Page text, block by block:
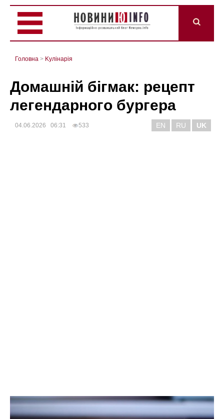
Головна > Kулінарія
Домашній бігмак: рецепт
легендарного бургера
04.06.2026 06:31 533 EN RU UK